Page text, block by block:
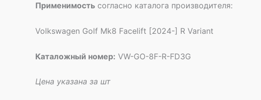
Применимость согласно каталога производителя:
Volkswagen Golf Mk8 Facelift [2024-] R Variant
Каталожный номер: VW-GO-8F-R-FD3G
Цена указана за шт